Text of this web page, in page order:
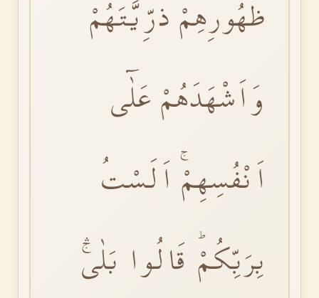
ظُهُورِهِمْ ذُرِّيَّتَهُمْ
وَاَشْهَدَهُمْ عَلٰٓى
اَنْفُسِهِمْۚ اَلَسْتُ
بِرَبِّكُمْؕ قَالُوا بَلٰىۚۛ